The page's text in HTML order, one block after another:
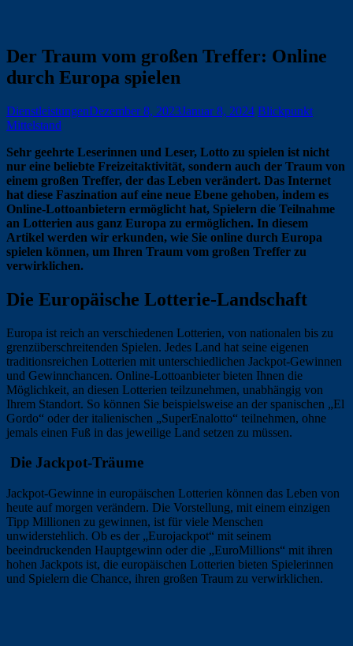
Der Traum vom großen Treffer: Online
durch Europa spielen
DienstleistungenDezember 8, 2023Januar 8, 2024 Blickpunkt
Mittelstand
Sehr geehrte Leserinnen und Leser, Lotto zu spielen ist nicht
nur eine beliebte Freizeitaktivität, sondern auch der Traum von
einem großen Treffer, der das Leben verändert. Das Internet
hat diese Faszination auf eine neue Ebene gehoben, indem es
Online-Lottoanbietern ermöglicht hat, Spielern die Teilnahme
an Lotterien aus ganz Europa zu ermöglichen. In diesem
Artikel werden wir erkunden, wie Sie online durch Europa
spielen können, um Ihren Traum vom großen Treffer zu
verwirklichen.
Die Europäische Lotterie-Landschaft
Europa ist reich an verschiedenen Lotterien, von nationalen bis zu
grenzüberschreitenden Spielen. Jedes Land hat seine eigenen
traditionsreichen Lotterien mit unterschiedlichen Jackpot-Gewinnen
und Gewinnchancen. Online-Lottoanbieter bieten Ihnen die
Möglichkeit, an diesen Lotterien teilzunehmen, unabhängig von
Ihrem Standort. So können Sie beispielsweise an der spanischen „El
Gordo“ oder der italienischen „SuperEnalotto“ teilnehmen, ohne
jemals einen Fuß in das jeweilige Land setzen zu müssen.
Die Jackpot-Träume
Jackpot-Gewinne in europäischen Lotterien können das Leben von
heute auf morgen verändern. Die Vorstellung, mit einem einzigen
Tipp Millionen zu gewinnen, ist für viele Menschen
unwiderstehlich. Ob es der „Eurojackpot“ mit seinem
beeindruckenden Hauptgewinn oder die „EuroMillions“ mit ihren
hohen Jackpots ist, die europäischen Lotterien bieten Spielerinnen
und Spielern die Chance, ihren großen Traum zu verwirklichen.